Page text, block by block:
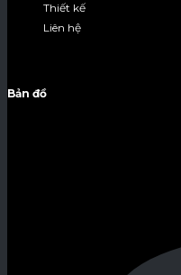
Thiết kế
Liên hệ
Bản đồ